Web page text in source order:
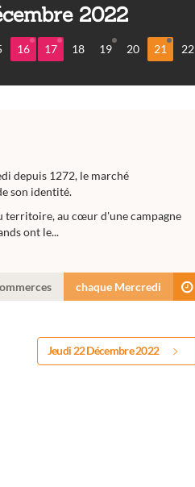
2022
16 17 18 19 20 21 22
depuis 1272, le marché
son identité.
territoire, au cœur d'une campagne
ont le...
chaque Mercredi
Jeudi 22 Décembre 2022